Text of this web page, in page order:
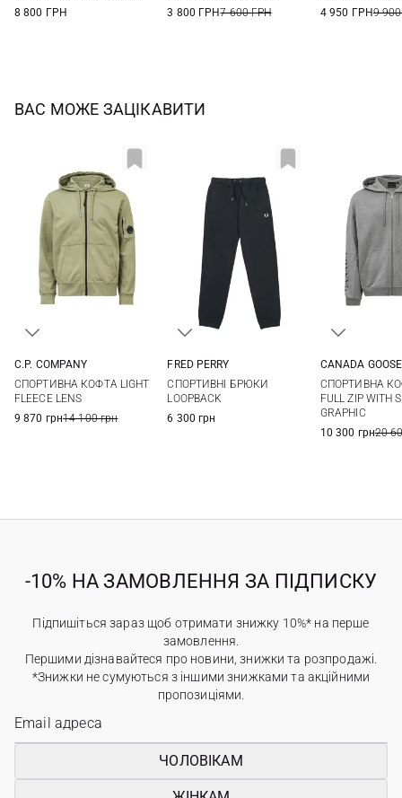
8 800 ГРН
3 800 ГРН7 600 ГРН
4 950 ГРН9
ВАС МОЖЕ ЗАЦІКАВИТИ
C.P. COMPANY
СПОРТИВНА КОФТА LIGHT
FLEECE LENS
9 870 грн14 100 грн
XXL
FRED PERRY
СПОРТИВНІ БРЮКИ
LOOPBACK
6 300 грн
XXL
CANADA GOOSE
СПОРТИВНА
FULL ZIP WITH
GRAPHIC
10 300 грн20
-10% НА ЗАМОВЛЕННЯ ЗА ПІДПИСКУ
Підпишіться зараз щоб отримати знижку 10%* на перше
замовлення.
Першими дізнавайтеся про новини, знижки та розпродажі.
*Знижки не сумуються з іншими знижками та акційними
пропозиціями.
ЧОЛОВІКАМ